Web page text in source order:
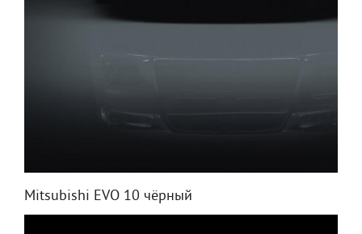
Mitsubishi EVO 10 чёрный